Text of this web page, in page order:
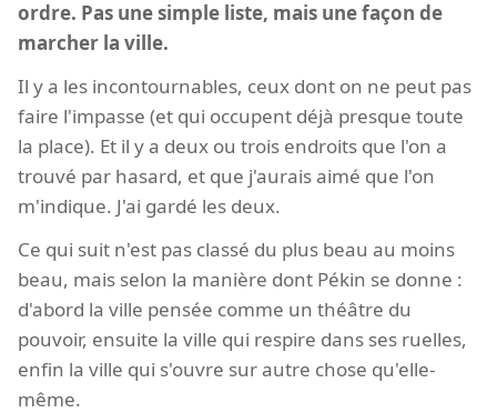
ordre. Pas une simple liste, mais une façon de
marcher la ville.
Il y a les incontournables, ceux dont on ne peut pas
faire l'impasse (et qui occupent déjà presque toute
la place). Et il y a deux ou trois endroits que l'on a
trouvé par hasard, et que j'aurais aimé que l'on
m'indique. J'ai gardé les deux.
Ce qui suit n'est pas classé du plus beau au moins
beau, mais selon la manière dont Pékin se donne :
d'abord la ville pensée comme un théâtre du
pouvoir, ensuite la ville qui respire dans ses ruelles,
enfin la ville qui s'ouvre sur autre chose qu'elle-
même.